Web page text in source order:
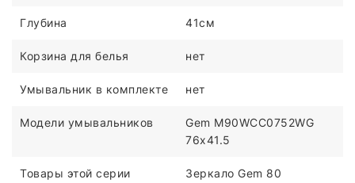
Глубина 41см
Корзина для белья нет
Умывальник в комплекте нет
Модели умывальников
Gem M90WCC0752WG
76x41.5
Товары этой серии
Зеркало Gem 80